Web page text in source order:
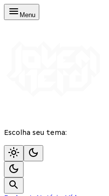
Menu
Escolha seu tema: